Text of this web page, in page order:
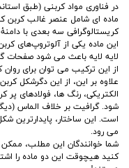
کریستالوگرافی سه بعدی با دامنۀ
این ماده یکی از آلوتروپ‌های
لایه لایه باعث می شود صفحات
از این ترکیب می توان برای روان
علاوه بر این، از این دگرشکل
الکتریکی، رنگ‌ ها، فولادهای
‌شود. گرافیت بر خلاف الماس
است. این ساختار، پایدارترین
می رود.
شما خوانندگان این مطلب،
کنید هیچوقت این دو ماده را